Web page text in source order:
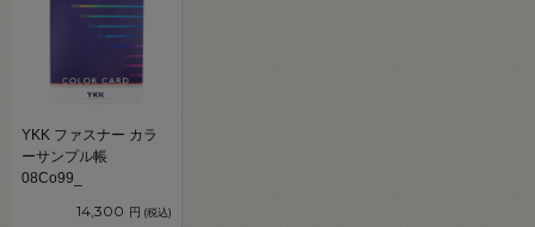
YKK ファスナー カラ
ーサンプル帳
08Co99_
14,300 円 (税込)